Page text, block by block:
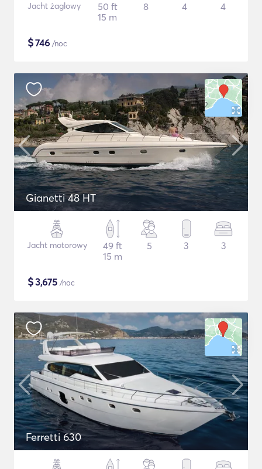
Jacht żaglowy
50 ft
15 m
8 4 4
$746 /noc
Gianetti 48 HT
Jacht motorowy
49 ft
15 m
5 3 3
$3,675 /noc
Ferretti 630